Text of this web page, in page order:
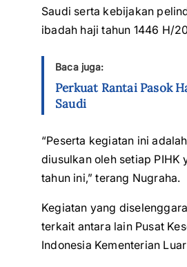
Saudi serta kebijakan
ibadah haji tahun 1446 H/
Baca juga:
Perkuat Rantai Pasok
Saudi
“Peserta kegiatan ini
diusulkan oleh setiap PIHK
tahun ini,” terang Nugraha.
Kegiatan yang
terkait antara lain Pusat
Indonesia Kementerian